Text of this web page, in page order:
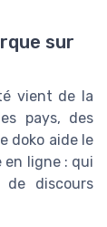
sur
vient de la
pays, des
doko aide le
en ligne : qui
discours